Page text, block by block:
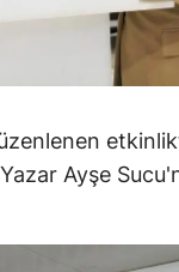
Isparta
Mersin
İstanbulAyşe